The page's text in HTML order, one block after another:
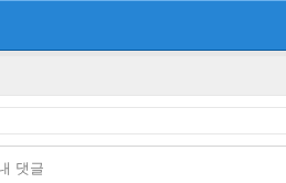
댓글